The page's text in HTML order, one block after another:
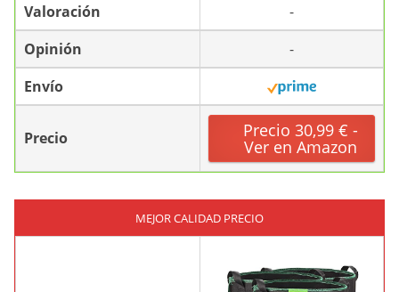
Valoración
-
Opinión
-
Envío
Precio Precio 30,99 € -
Ver en Amazon
MEJOR CALIDAD PRECIO